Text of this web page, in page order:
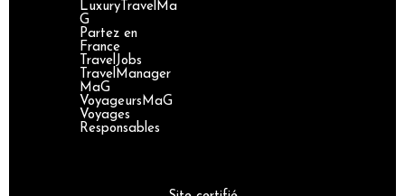
LuxuryTravelMa
G
Partez en
France
TravelJobs
TravelManager
MaG
VoyageursMaG
Voyages
Responsables